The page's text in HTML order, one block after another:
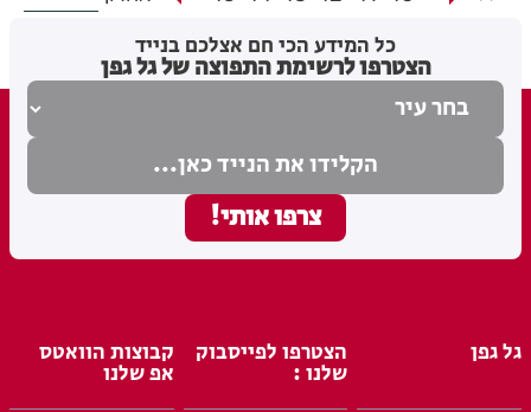
כל המידע הכי חם אצלכם בנייד
הצטרפו לרשימת התפוצה של גל גפן
גל גפן הצטרפו לפייסבוק
שלנו :
קבוצות הוואטס
אפ שלנו